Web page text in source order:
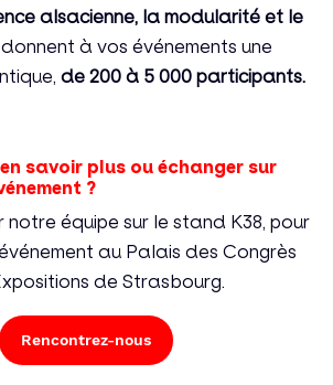
alsacienne, la modularité et le
donnent à vos événements une
de 200 à 5 000 participants.
savoir plus ou échanger sur
?
notre équipe sur le stand K38, pour
au Palais des Congrès
de Strasbourg.
Rencontrez-nous